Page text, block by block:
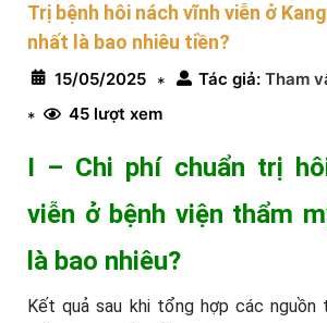
Trị bệnh hôi nách vĩnh viễn ở
nhất là bao nhiêu tiền?
15/05/2025 * Tác giả: Tham
*
45 lượt xem
I – Chi phí chuẩn trị
viễn ở bệnh viện thẩm
là bao nhiêu?
Kết quả sau khi tổng hợp các nguồn